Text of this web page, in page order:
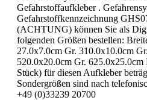
Gefahrstoffaufkleber .
Gefahrstoffkennzeichnung
(ACHTUNG) können Sie als
folgenden Größen bestellen:
27.0x7.0cm Gr. 310.0x10.0cm
520.0x20.0cm Gr.
Stück) für diesen Aufkleber
Sondergrößen sind nach
+49 (0)33239 20700